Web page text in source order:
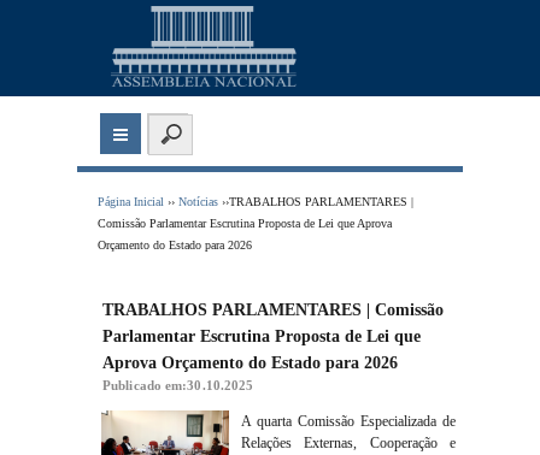
Página Inicial ››Notícias ››TRABALHOS PARLAMENTARES |
Comissão Parlamentar Escrutina Proposta de Lei que Aprova
Orçamento do Estado para 2026
TRABALHOS PARLAMENTARES | Comissão
Parlamentar Escrutina Proposta de Lei que
Aprova Orçamento do Estado para 2026
Publicado em:30.10.2025
A quarta Comissão Especializada de
Relações Externas, Cooperação e